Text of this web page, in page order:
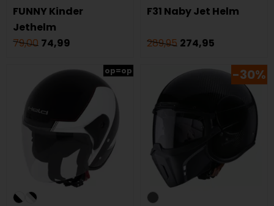
FUNNY Kinder
Jethelm
79,00 74,99
F31 Naby Jet Helm
289,95 274,95
op=op -30%